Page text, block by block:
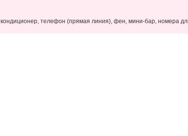
кондиционер, телефон (прямая линия), фен, мини-бар, номера